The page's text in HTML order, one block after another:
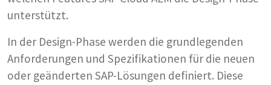
unterstützt.
In der Design-Phase werden die grundlegenden
Anforderungen und Spezifikationen für die neuen
oder geänderten SAP-Lösungen definiert. Diese